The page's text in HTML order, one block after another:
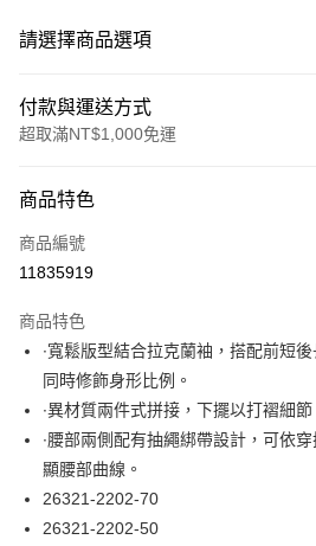
請選擇商品選項
付款與運送方式
超取滿NT$1,000免運
信用卡一次付款
超商取貨付款
Apple Pay
悠遊付
大哥付你分期
相關說明
1.本服務由台灣大哥大提供，台灣大哥大用戶
2.付款方式選擇「大哥付你分期」，訂單成立
ATM付款
商品特色
商品編號
11835919
商品特色
∙寬鬆版型結合拉克蘭袖，搭配前短
同時修飾身形比例。
∙異材質兩件式拼接，下擺以打褶細
∙腰部兩側配有抽繩綁帶設計，可依
顯腰部曲線。
26321-2202-70
26321-2202-50